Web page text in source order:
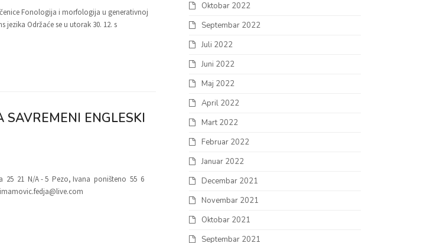
Fonologija i morfologija u generativnoj
Održaće se u utorak 30. 12. s
SAVREMENI ENGLESKI
25 21 N/A - 5 Pezo, Ivana poništeno 55 6
Oktobar 2022
Septembar 2022
Juli 2022
Juni 2022
Maj 2022
April 2022
Mart 2022
Februar 2022
Januar 2022
Decembar 2021
Novembar 2021
Oktobar 2021
Septembar 2021